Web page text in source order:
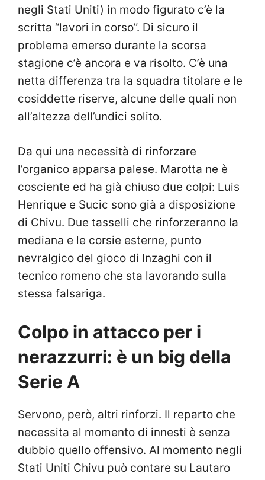
negli Stati Uniti) in modo figurato c’è la
scritta “lavori in corso”. Di sicuro il
problema emerso durante la scorsa
stagione c’è ancora e va risolto. C’è una
netta differenza tra la squadra titolare e le
cosiddette riserve, alcune delle quali non
all’altezza dell’undici solito.
Da qui una necessità di rinforzare
l’organico apparsa palese. Marotta ne è
cosciente ed ha già chiuso due colpi: Luis
Henrique e Sucic sono già a disposizione
di Chivu. Due tasselli che rinforzeranno la
mediana e le corsie esterne, punto
nevralgico del gioco di Inzaghi con il
tecnico romeno che sta lavorando sulla
stessa falsariga.
Colpo in attacco per i
nerazzurri: è un big della
Serie A
Servono, però, altri rinforzi. Il reparto che
necessita al momento di innesti è senza
dubbio quello offensivo. Al momento negli
Stati Uniti Chivu può contare su Lautaro